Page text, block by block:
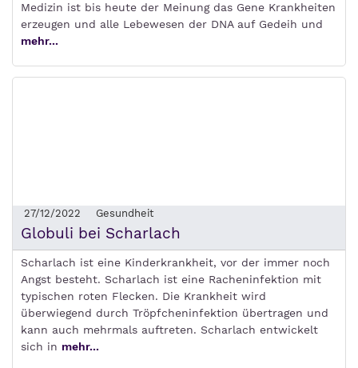
Medizin ist bis heute der Meinung das Gene Krankheiten
erzeugen und alle Lebewesen der DNA auf Gedeih und
mehr...
27/12/2022 Gesundheit
Globuli bei Scharlach
Scharlach ist eine Kinderkrankheit, vor der immer noch
Angst besteht. Scharlach ist eine Racheninfektion mit
typischen roten Flecken. Die Krankheit wird
überwiegend durch Tröpfcheninfektion übertragen und
kann auch mehrmals auftreten. Scharlach entwickelt
sich in mehr...